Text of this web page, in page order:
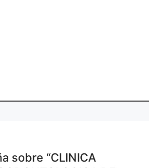
sobre “CLINICA